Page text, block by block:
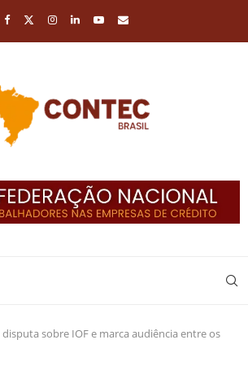
sobre IOF e marca audiência entre os